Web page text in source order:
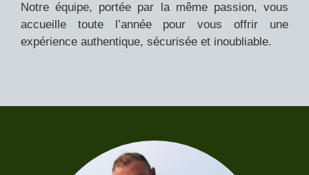
Notre équipe, portée par la même passion, vous
accueille toute l’année pour vous offrir une
expérience authentique, sécurisée et inoubliable.